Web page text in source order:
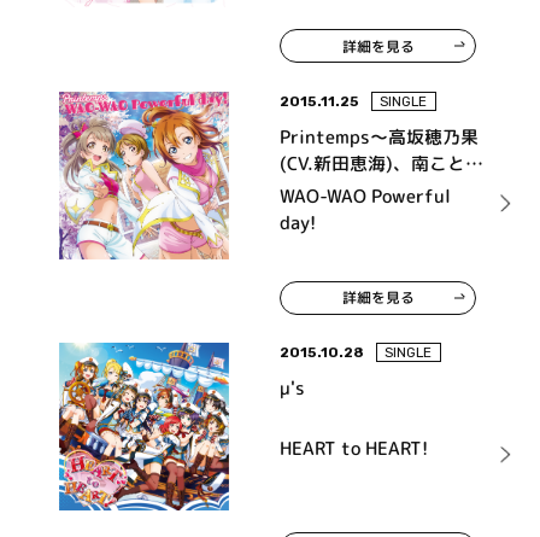
詳細を見る
2015.11.25 SINGLE
Printemps～高坂穂乃果
(CV.新田恵海)、南ことり
(CV.内田 彩)、小泉花陽
(CV.久保ユリカ) from μ's
WAO-WAO Powerful
day!
詳細を見る
2015.10.28 SINGLE
μ's
HEART to HEART!